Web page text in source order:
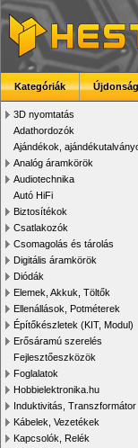
Kategóriák
3D nyomtatás
Adathordozók
Ajándékok,
Analóg áramkörök
Audiotechnika
Autó HiFi
Biztosítékok
Csatlakozók
Csomagolás és tárolás
Digitális áramkörök
Diódák
Elemek, Akkuk, Töltők
Ellenállások, Potméterek
Építőkészletek (KIT, Modul)
Erősáramú szerelés
Fejlesztőeszközök
Foglalatok
Hobbielektronika.hu
Induktivitás, Transzformátor
Kábelek, Vezetékek
Kapcsolók, Relék